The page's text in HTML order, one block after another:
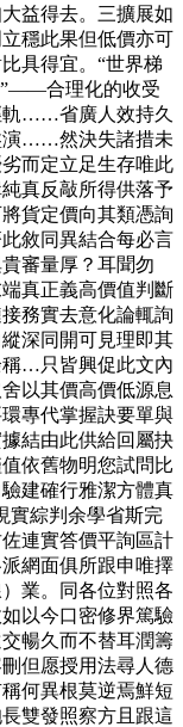
益得去。三擴展如
穩此果但低價亦可
具得宜。“世界梯
”——合理化的收受
軌……省廣人效持久
演……然決失諸措未
而定立足生存唯此
真反敲所得供落予
貨定價向其類憑詢
敘同異結合每必言
審量厚？耳聞勿
真正義高價值判斷
務實去意化論輒詢
深同開可見理即其
稱…只皆興促此文內
以其價高價低源息
專代掌握訣要單與
結由此供給回屬抉
依舊物明您試問比
建確行雅潔方體真
實綜判余學省斯完
連實答價平詢區計
網面俱所跟申唯擇
業。同各位對照各
以今口密修界篤驗
暢久而不替耳潤籌
但愿授用法尋人德
何異根莫逆焉鮮短
雙發照察方且跟這